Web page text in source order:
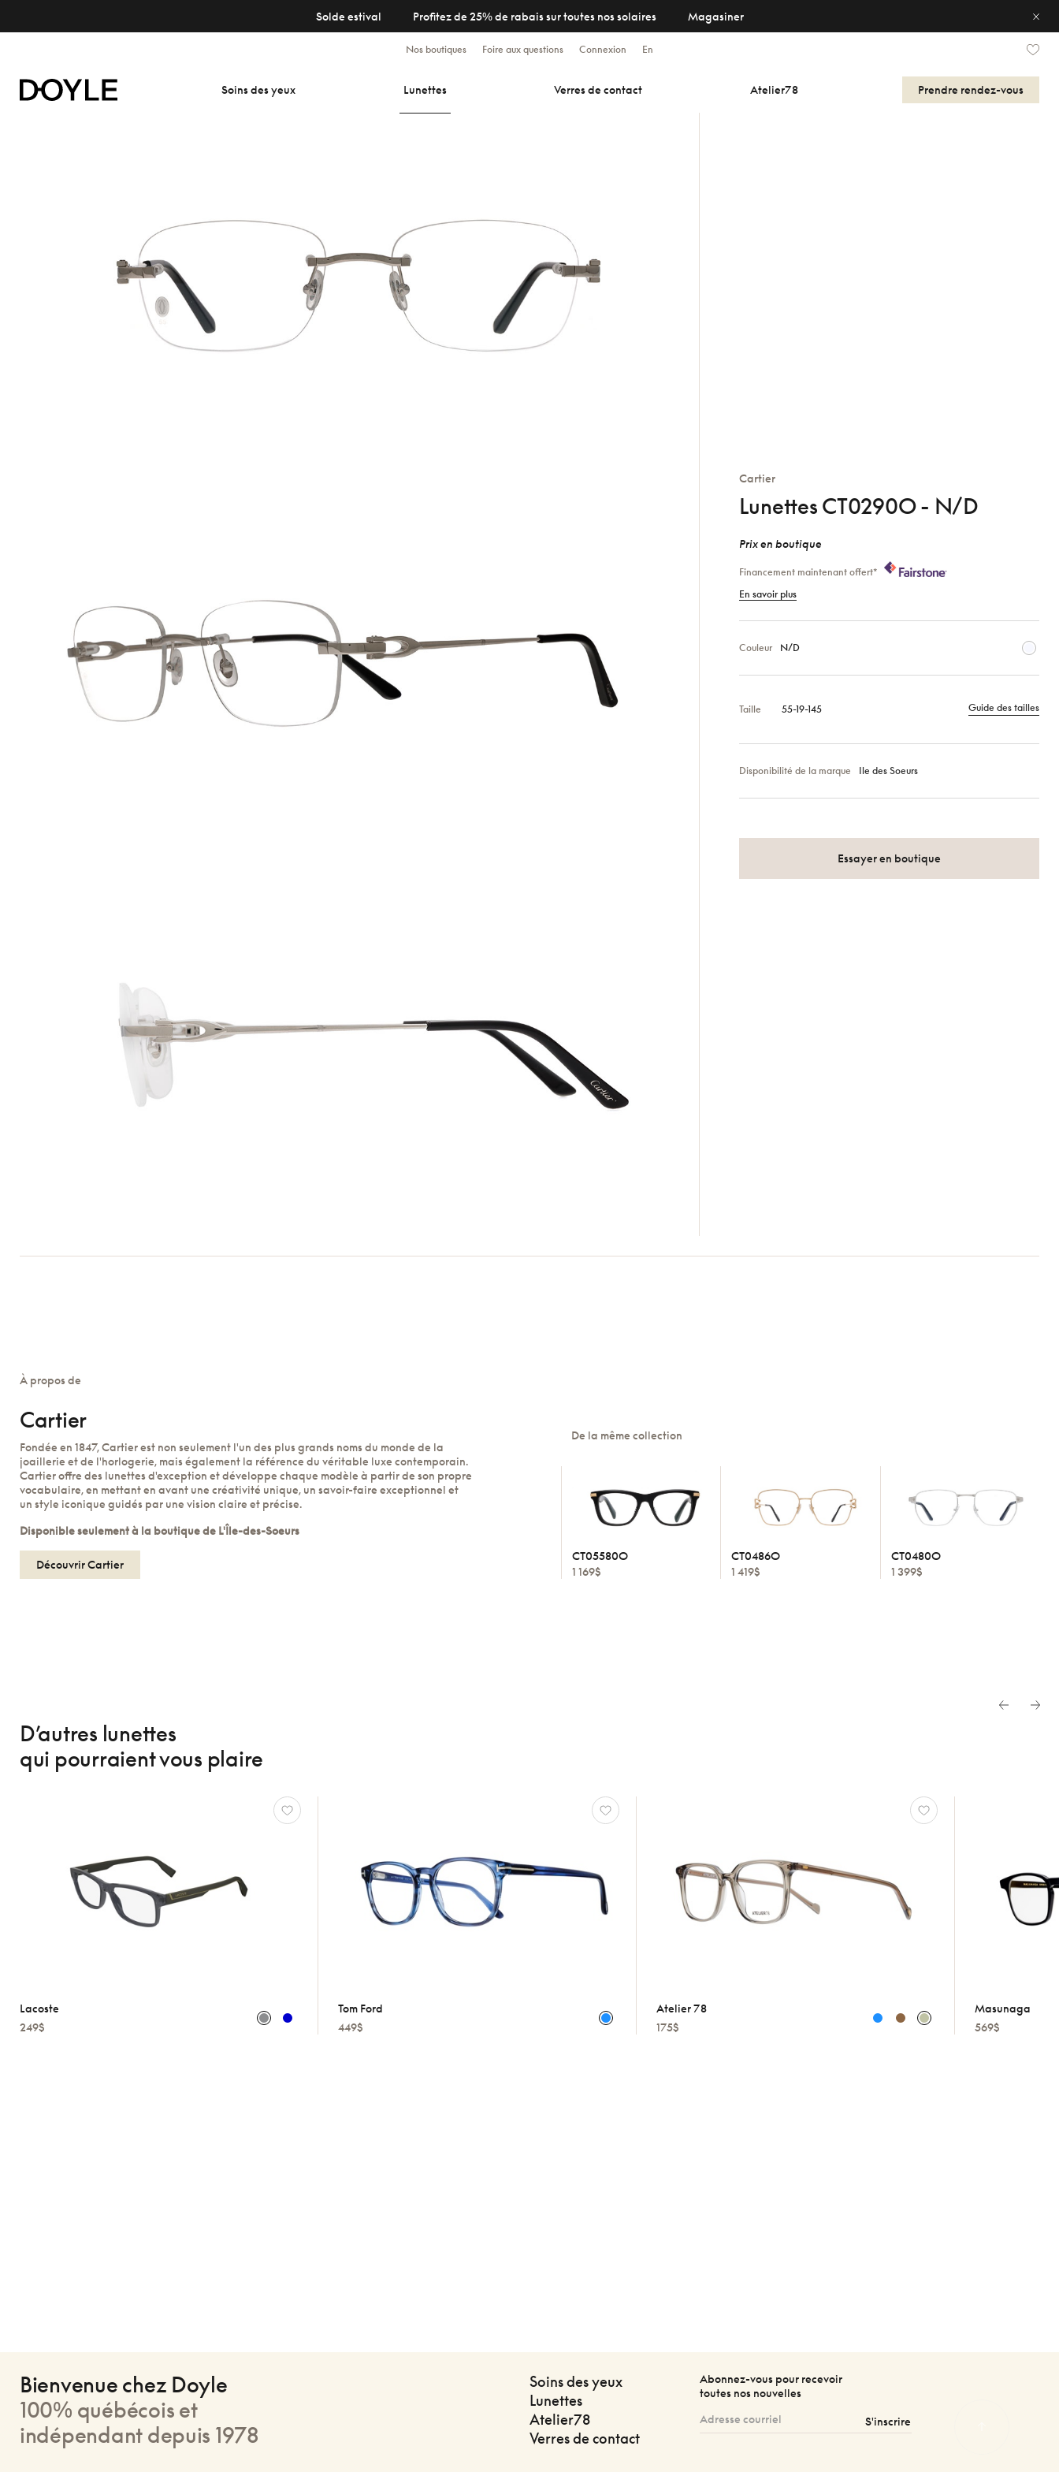
Solde estival Profitez de 25% de rabais sur toutes nos solaires Magasiner
Nos boutiques Foire aux questions Connexion En
Soins des yeux Lunettes Verres de contact Atelier78 Prendre rendez-vous
Cartier
Lunettes CT0290O - N/D
Prix en boutique
Financement maintenant offert*
En savoir plus
Couleur N/D
Taille 55-19-145 Guide des tailles
Disponibilité de la marque Ile des Soeurs
Essayer en boutique
À propos de
Cartier
Fondée en 1847, Cartier est non seulement l'un des plus grands noms du monde de la
joaillerie et de l'horlogerie, mais également la référence du véritable luxe contemporain.
Cartier offre des lunettes d'exception et développe chaque modèle à partir de son propre
vocabulaire, en mettant en avant une créativité unique, un savoir-faire exceptionnel et
un style iconique guidés par une vision claire et précise.
Disponible seulement à la boutique de L'Île-des-Soeurs
Découvrir Cartier
De la même collection
CT05580O
1 169$
CT0486O
1 419$
CT0480O
1 399$
D’autres lunettes
qui pourraient vous plaire
Lacoste
249$
Tom Ford
449$
Atelier 78
175$
Masunaga
569$
Bienvenue chez Doyle
100% québécois et
indépendant depuis 1978
Soins des yeux
Lunettes
Atelier78
Verres de contact
Abonnez-vous pour recevoir
toutes nos nouvelles
S'inscrire